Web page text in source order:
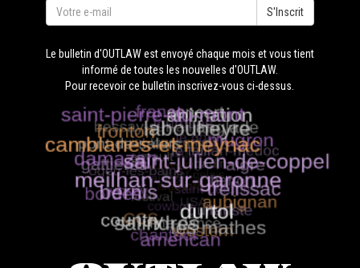
S'Inscrit
Le bulletin d'OUTLAW est envoyé chaque mois et vous tient
informé de toutes les nouvelles d'OUTLAW.
Pour recevoir ce bulletin inscrivez-vous ci-dessus.